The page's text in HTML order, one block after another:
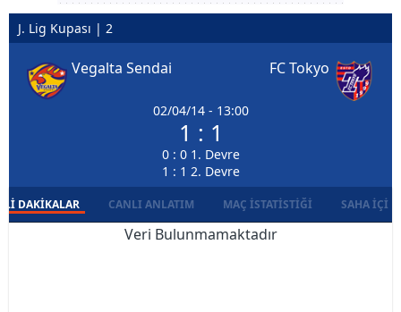
J. Lig Kupası | 2
Vegalta Sendai
02/04/14 - 13:00
1 : 1
0 : 0 1. Devre
1 : 1 2. Devre
FC Tokyo
DAKIKALAR CANLI ANLATIM MAÇ İSTATISTIĞI SAHA İÇI
Veri Bulunmamaktadır